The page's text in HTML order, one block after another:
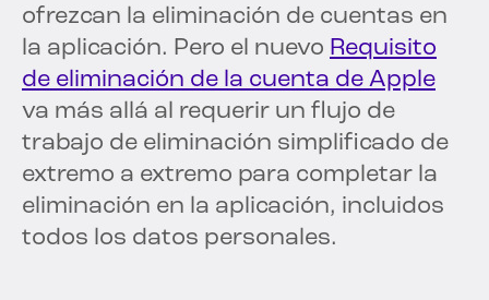
ofrezcan la eliminación de cuentas en
la aplicación. Pero el nuevo Requisito
de eliminación de la cuenta de Apple
va más allá al requerir un flujo de
trabajo de eliminación simplificado de
extremo a extremo para completar la
eliminación en la aplicación, incluidos
todos los datos personales.